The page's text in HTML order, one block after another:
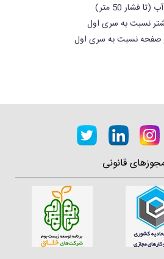
فشار 50 متر)
نسبت به سری اول
صفحه نسبت به سری اول
قانونی